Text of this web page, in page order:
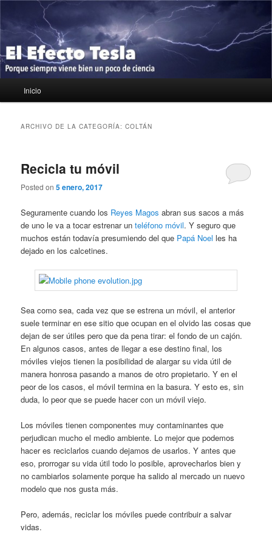
contenido
principal
contenido
secundario
El Efecto Tesla
Porque siempre viene bien un poco de ciencia
principal
Inicio
ARCHIVO DE LA CATEGORÍA:COLTÁN
Recicla tu móvil
Posted on5 enero, 2017
Seguramente cuando los Reyes Magos abran sus sacos a más
de uno le va a tocar estrenar unteléfono móvil. Y seguro que
muchos están todavía presumiendo del que Papá Noel les ha
dejado en los calcetines.
Sea como sea, cada vez que se estrena un móvil, el anterior
suele terminar en ese sitio que ocupan en el olvido las cosas que
dejan de ser útiles pero que da pena tirar: el fondo de un cajón.
En algunos casos, antes de llegar a ese destino final, los
móviles viejos tienen la posibilidad de alargar su vida útil de
manera honrosa pasando a manos de otro propietario. Y en el
peor de los casos, el móvil termina en la basura. Y esto es, sin
duda, lo peor que se puede hacer con un móvil viejo.
Los móviles tienen componentes muy contaminantes que
perjudican mucho el medio ambiente. Lo mejor que podemos
hacer es reciclarlos cuando dejamos de usarlos. Y antes que
eso, prorrogar su vida útil todo lo posible, aprovecharlos bien y
no cambiarlos solamente porque ha salido al mercado un nuevo
modelo que nos gusta más.
Pero, además, reciclar los móviles puede contribuir a salvar
vidas.